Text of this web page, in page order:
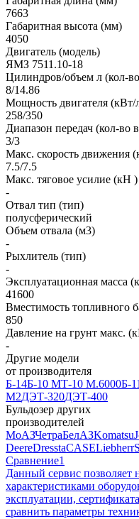
7663
Габаритная высота (мм)
4050
Двигатель (модель)
ЯМЗ 7511.10-18
Цилиндров/объем л (кол-
8/14.86
Мощность двигателя (кВт/
258/350
Диапазон передач (кол-во
3/3
Макс. скорость движения
7.5/7.5
Макс. тяговое усилие (кН )
-
Отвал тип (тип)
полусферический
Объем отвала (м3)
-
Рыхлитель (тип)
-
Эксплуатационная масса
41600
Вместимость топливного
850
Давление на грунт макс.
-
Другие модели
от производителя
Б-14Б-10 МТ-10 М.6000Б-11
М2ДЭТ-320ДЭТ-400
Бульдозер других
производителей
МоАЗЧетраБелАЗKomatsu
DeereDresstaCASELiebherr
Сравнение1
Данный сервис позволяет
характеристиками
эксплуатации,
сравнить параметры